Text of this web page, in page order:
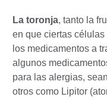
La toronja, tanto la
en que ciertas
los medicamentos a
algunos
para las alergias,
otros como Lipitor